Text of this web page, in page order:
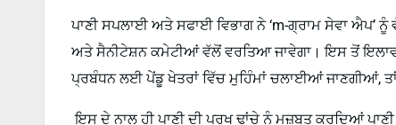
ਪਾਣੀ ਸਪਲਾਈ ਅਤੇ ਸਫਾਈ ਵਿਭਾਗ ਨੇ ‘m-ਗ੍ਰਾਮ ਸੇਵਾ ਐਪ’
ਅਤੇ ਸੈਨੀਟੇਸ਼ਨ ਕਮੇਟੀਆਂ ਵੱਲੋਂ ਵਰਤਿਆ ਜਾਵੇਗਾ। ਇਸ ਤੋਂ ਇਲਾਵਾ
ਪ੍ਰਬੰਧਨ ਲਈ ਪੇਂਡੂ ਖੇਤਰਾਂ ਵਿੱਚ ਮੁਹਿੰਮਾਂ ਚਲਾਈਆਂ ਜਾਣਗੀਆਂ,
ਇਸ ਦੇ ਨਾਲ ਹੀ ਪਾਣੀ ਦੀ ਪਰਖ ਢਾਂਚੇ ਨੂੰ ਮਜ਼ਬੂਤ ਕਰਦਿਆਂ